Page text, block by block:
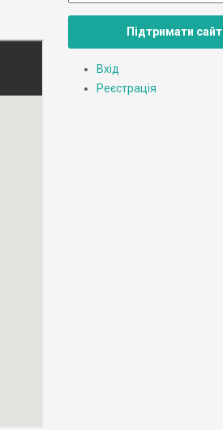
Підтримати сайт
Вхід
Реєстрація